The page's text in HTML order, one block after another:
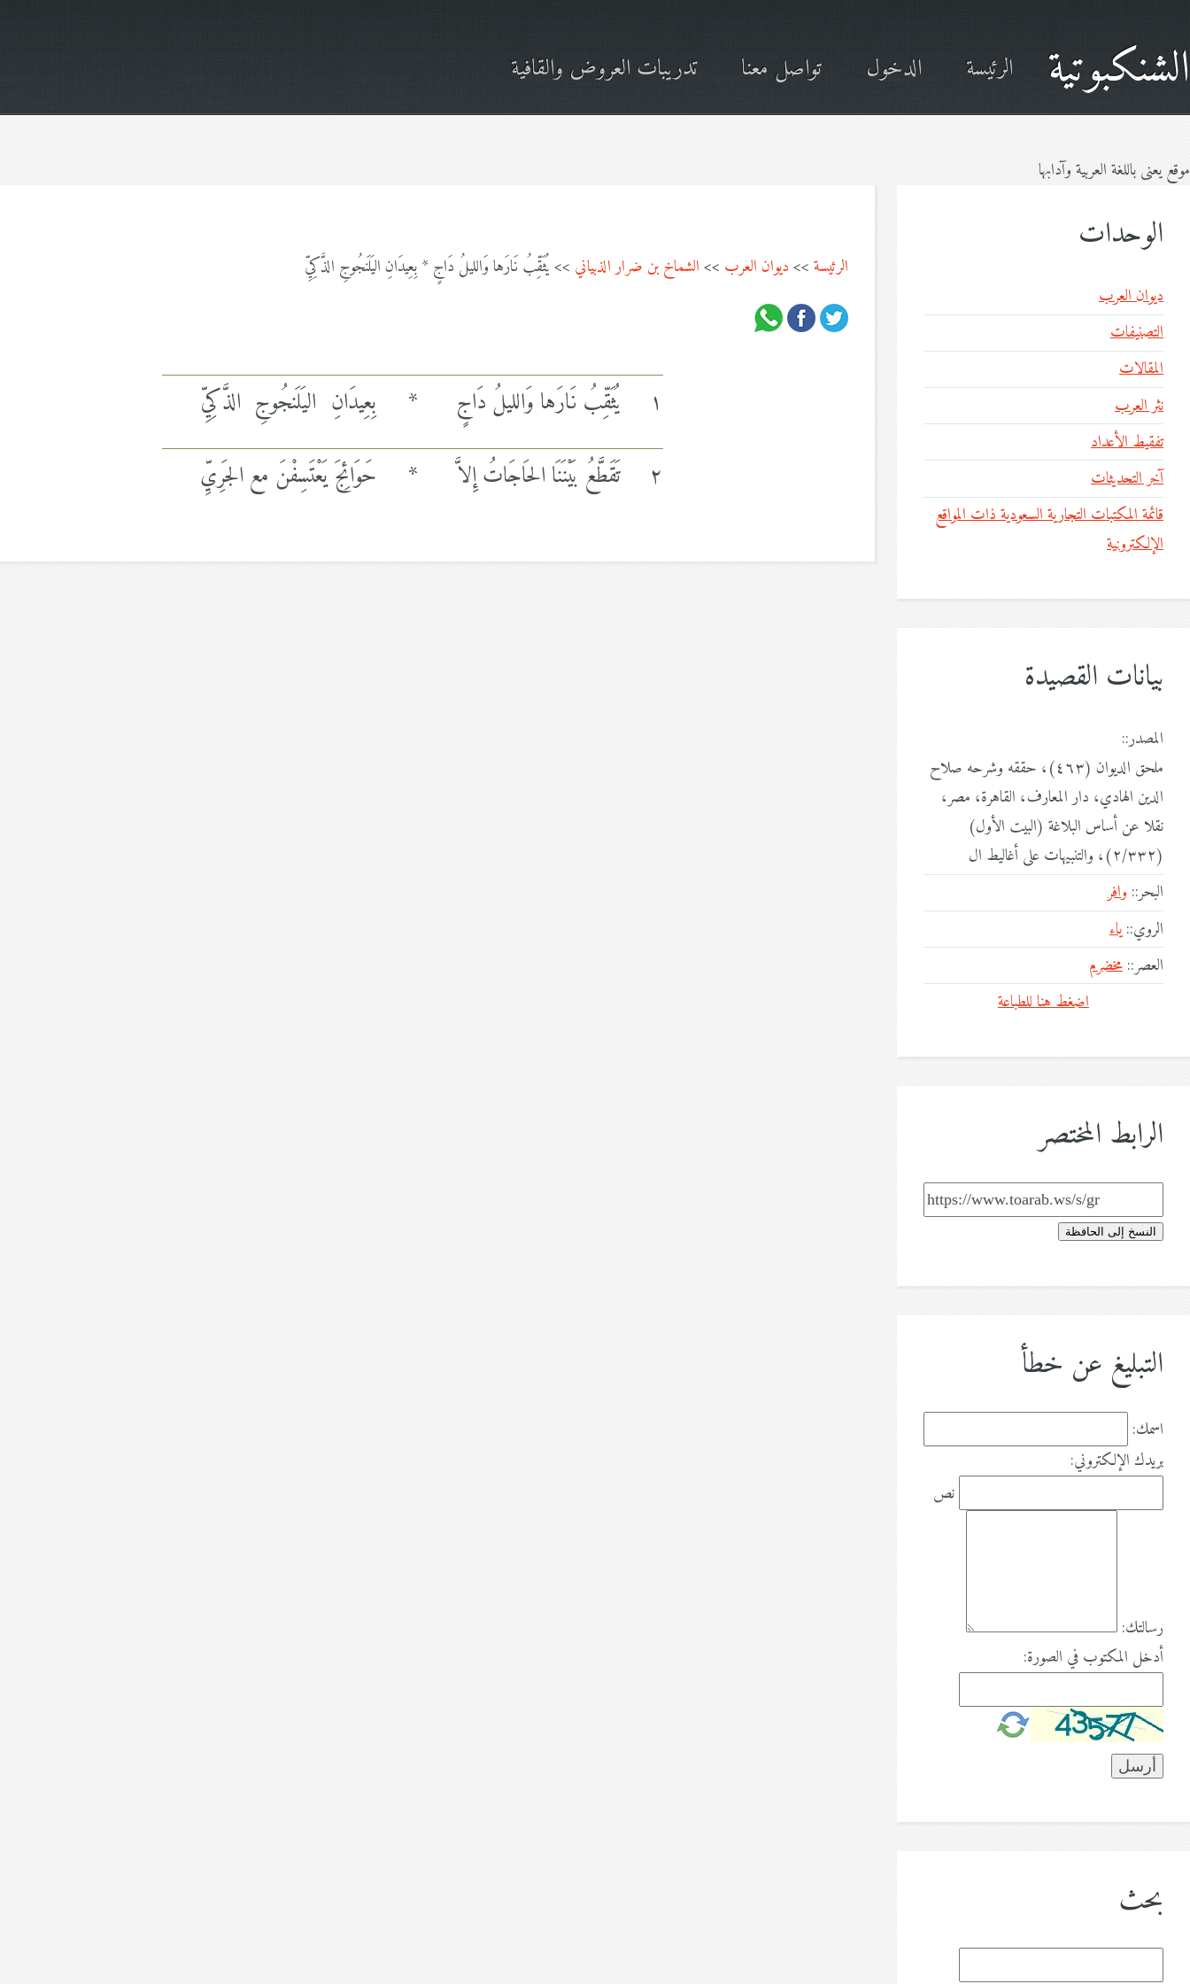
الشنكبوتية الرئيسة الدخول تواصل معنا تدريبات العروض والقافية
موقع يعنى باللغة العربية وآدابها
الرئيسة>>ديوان العرب >>الشماخ بن ضرار الذبياني >> يُثَقِّبُ نَارَها وَالليلُ دَاجٍ * بِعِيدَانِ اليَلَنجُوجِ الذَّكِيِّ
١ يُثَقِّبُ نَارَها وَالليلُ دَاجٍ *
بِعِيدَانِ اليَلَنجُوجِ الذَّكِيِّ
٢
تَقَطَّعُ بَيْنَنَا الحَاجَاتُ إِلاَّ * حَوَائِجَ يَعْتَسِفْنَ مع الجَرِيِّ
الوحدات
ديوان العرب
التصنيفات
المقالات
نثر العرب
تفقيط الأعداد
آخر التحديثات
قائمة المكتبات التجارية السعودية ذات المواقع
الإلكترونية
بيانات القصيدة
المصدر::
ملحق الديوان (٤٦٣)، حققه وشرحه صلاح
الدين الهادي، دار المعارف، القاهرة، مصر،
نقلا عن أساس البلاغة (البيت الأول)
(٢/٣٣٢)، والتنبيهات على أغاليط ال
البحر:: وافر
الروي::ياء
العصر::مخضرم
اضغط هنا للطباعة
الرابط المختصر
النسخ إلى الحافظة
التبليغ عن خطأ
اسمك:
بريدك الإلكتروني:
نص
رسالتك:
أدخل المكتوب في الصورة:
بحث